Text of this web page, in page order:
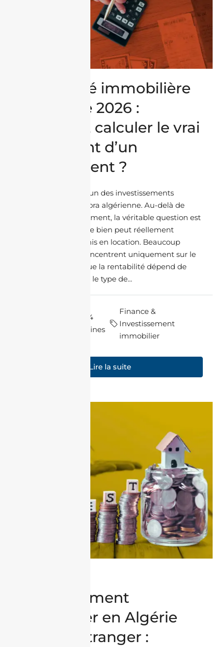
Rentabilité immobilière
en Algérie 2026 :
comment calculer le vrai
rendement d’un
appartement ?
L'immobilier reste l'un des investissements
préférés de la diaspora algérienne. Au-delà de
l'achat d'un appartement, la véritable question est
de savoir combien ce bien peut réellement
rapporter une fois mis en location. Beaucoup
d'investisseurs se concentrent uniquement sur le
prix d'achat, alors que la rentabilité dépend de
nombreux facteurs : le type de...
il y a 4
semaines
Finance &
Investissement
immobilier
Lire la suite
investissement
immobilier en Algérie
depuis l’étranger :